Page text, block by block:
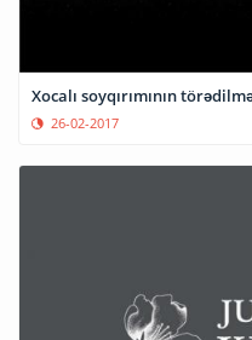
Xocalı soyqırımının
26-02-2017